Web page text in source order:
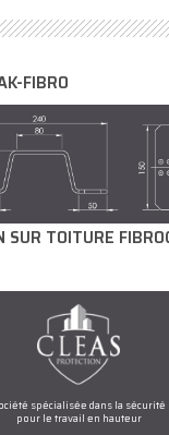
FIBRO
SUR TOITURE
spécialisée dans la
pour le travail en hauteur